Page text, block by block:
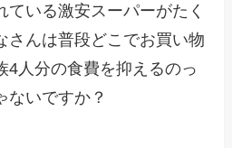
ている激安スーパーがたく
さんは普段どこでお買い物
4人分の食費を抑えるのっ
ないですか？